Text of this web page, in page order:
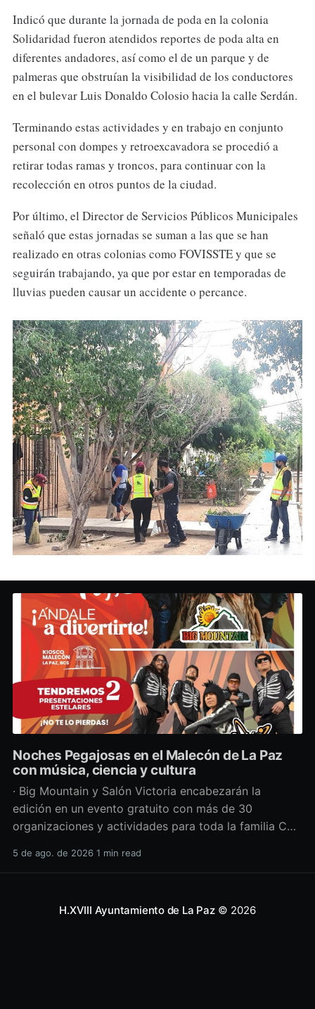
Indicó que durante la jornada de poda en la colonia
Solidaridad fueron atendidos reportes de poda alta en
diferentes andadores, así como el de un parque y de
palmeras que obstruían la visibilidad de los conductores
en el bulevar Luis Donaldo Colosio hacia la calle Serdán.
Terminando estas actividades y en trabajo en conjunto
personal con dompes y retroexcavadora se procedió a
retirar todas ramas y troncos, para continuar con la
recolección en otros puntos de la ciudad.
Por último, el Director de Servicios Públicos Municipales
señaló que estas jornadas se suman a las que se han
realizado en otras colonias como FOVISSTE y que se
seguirán trabajando, ya que por estar en temporadas de
lluvias pueden causar un accidente o percance.
Noches Pegajosas en el Malecón de La Paz
con música, ciencia y cultura
· Big Mountain y Salón Victoria encabezarán la
edición en un evento gratuito con más de 30
organizaciones y actividades para toda la familia Con
divulgación científica y actividades culturales
5 de ago. de 2026 1 min read
H.XVIII Ayuntamiento de La Paz© 2026